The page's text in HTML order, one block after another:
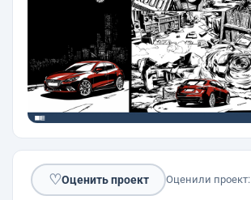
♡Оценить проект Оценили проект: